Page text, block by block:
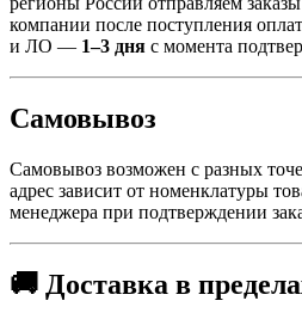
компании после поступления
и ЛО — 1–3 дня с момента
Самовывоз
Самовывоз возможен с разных
адрес зависит от номенклатуры
менеджера при подтверждении
🚚 Доставка в